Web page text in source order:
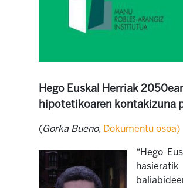
Hego Euskal Herriak
hipotetikoaren kontakizuna
(Gorka Bueno, Dokumentu osoa)
“Hego